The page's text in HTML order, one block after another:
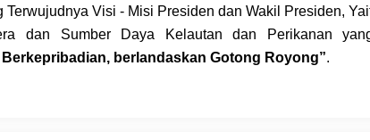
Visi - Misi Presiden dan Wakil Presiden,
dan Sumber Daya Kelautan dan Perikanan
berlandaskan Gotong Royong”.